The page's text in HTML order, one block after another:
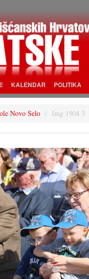
KALENDAR POLITIKA
Novo Selo Img 1904 3